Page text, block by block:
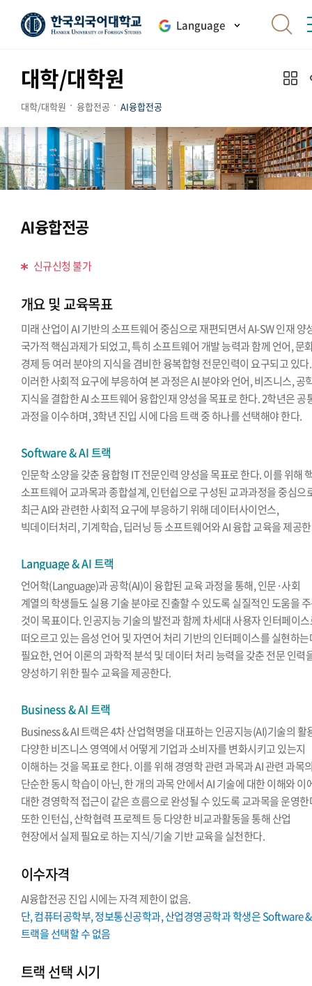
Language
대학/대학원
대학/대학원 융합전공 AI융합전공
AI융합전공
신규신청 불가
개요 및 교육목표
미래 산업이 AI 기반의 소프트웨어 중심으로 재편되면서 AI-SW 인재 양
국가적 핵심과제가 되었고, 특히 소프트웨어 개발 능력과 함께 언어, 문
경제 등 여러 분야의 지식을 겸비한 융복합형 전문인력이 요구되고 있다.
이러한 사회적 요구에 부응하여 본 과정은 AI 분야와 언어, 비즈니스, 공
지식을 결합한 AI 소프트웨어 융합인재 양성을 목표로 한다. 2학년은 공
과정을 이수하며, 3학년 진입 시에 다음 트랙 중 하나를 선택해야 한다.
Software & AI 트랙
인문학 소양을 갖춘 융합형 IT 전문인력 양성을 목표로 한다. 이를 위해
소프트웨어 교과목과 종합설계, 인턴쉽으로 구성된 교과과정을 중심으
최근 AI와 관련한 사회적 요구에 부응하기 위해 데이터사이언스,
빅데이터처리, 기계학습, 딥러닝 등 소프트웨어와 AI 융합 교육을 제공
Language & AI 트랙
언어학(Language)과 공학(AI)이 융합된 교육 과정을 통해, 인문·사회
계열의 학생들도 실용 기술 분야로 진출할 수 있도록 실질적인 도움을
것이 목표이다. 인공지능 기술의 발전과 함께 차세대 사용자 인터페이
떠오르고 있는 음성 언어 및 자연어 처리 기반의 인터페이스를 실현하
필요한, 언어 이론의 과학적 분석 및 데이터 처리 능력을 갖춘 전문 인력
양성하기 위한 필수 교육을 제공한다.
Business & AI 트랙
Business & AI 트랙은 4차 산업혁명을 대표하는 인공지능(AI)기술의 활
다양한 비즈니스 영역에서 어떻게 기업과 소비자를 변화시키고 있는지
이해하는 것을 목표로 한다. 이를 위해 경영학 관련 과목과 AI 관련 과목
단순한 동시 학습이 아닌, 한 개의 과목 안에서 AI 기술에 대한 이해와 이
대한 경영학적 접근이 같은 흐름으로 완성될 수 있도록 교과목을 운영
또한 인턴십, 산학협력 프로젝트 등 다양한 비교과활동을 통해 산업
현장에서 실제 필요로 하는 지식/기술 기반 교육을 실천한다.
이수자격
AI융합전공 진입 시에는 자격 제한이 없음.
단, 컴퓨터공학부, 정보통신공학과, 산업경영공학과 학생은 Software
트랙을 선택할 수 없음
트랙 선택 시기